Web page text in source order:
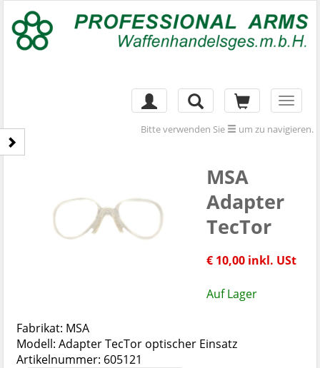
Bitte verwenden Sie um zu navigieren.
MSA
Adapter
TecTor
€ 10,00 inkl. USt
Auf Lager
Fabrikat: MSA
Modell: Adapter TecTor optischer Einsatz
Artikelnummer: 605121